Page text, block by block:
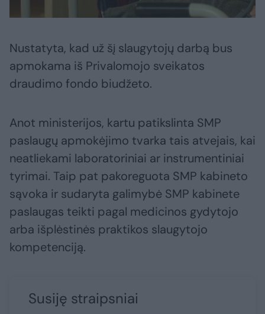
Nustatyta, kad už šį slaugytojų darbą bus
apmokama iš Privalomojo sveikatos
draudimo fondo biudžeto.
Anot ministerijos, kartu patikslinta SMP
paslaugų apmokėjimo tvarka tais atvejais, kai
neatliekami laboratoriniai ar instrumentiniai
tyrimai. Taip pat pakoreguota SMP kabineto
sąvoka ir sudaryta galimybė SMP kabinete
paslaugas teikti pagal medicinos gydytojo
arba išplėstinės praktikos slaugytojo
kompetenciją.
Susiję straipsniai